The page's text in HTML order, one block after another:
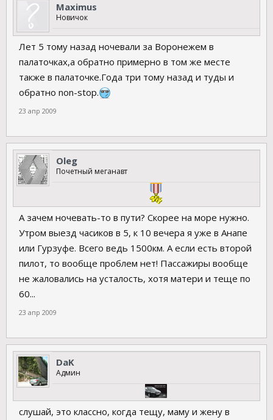
Maximus
Новичок
Лет 5 тому назад ночевали за Воронежем в
палаточках,а обратно примерно в том же месте
также в палаточке.Года три тому назад и туды и
обратно non-stop.
23 апр 2009
Oleg
Почетный меганавт
А зачем ночевать-то в пути? Скорее на море нужно.
Утром выезд часиков в 5, к 10 вечера я уже в Анапе
или Гурзуфе. Всего ведь 1500км. А если есть второй
пилот, то вообще проблем нет! Пассажиры вообще
не жаловались на усталость, хотя матери и теще по
60...
23 апр 2009
DaK
Админ
слушай, это классно, когда тещу, маму и жену в